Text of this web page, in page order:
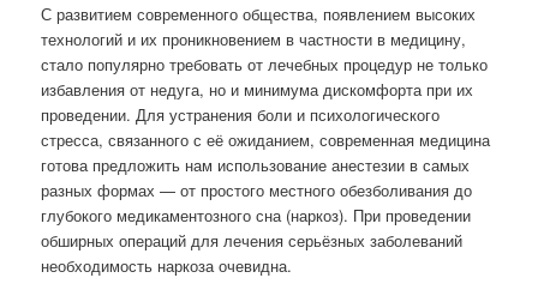
С развитием современного общества, появлением высоких
технологий и их проникновением в частности в медицину,
стало популярно требовать от лечебных процедур не только
избавления от недуга, но и минимума дискомфорта при их
проведении. Для устранения боли и психологического
стресса, связанного с её ожиданием, современная медицина
готова предложить нам использование анестезии в самых
разных формах — от простого местного обезболивания до
глубокого медикаментозного сна (наркоз). При проведении
обширных операций для лечения серьёзных заболеваний
необходимость наркоза очевидна.